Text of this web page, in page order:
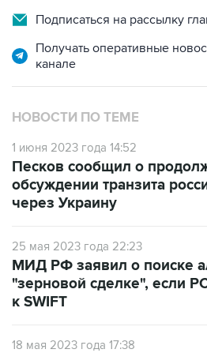
Подписаться на рассылку
Получать оперативные
канале
НОВОСТИ ПО ТЕМЕ
1 июня 2023 года 14:52
Песков сообщил о
обсуждении транзита
через Украину
25 мая 2023 года 22:23
МИД РФ заявил о поиске
"зерновой сделке", если
к SWIFT
18 мая 2023 года 17:38